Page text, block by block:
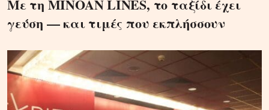
Με τη MINOAN LINES, το ταξίδι έχει
γεύση — και τιμές που εκπλήσσουν